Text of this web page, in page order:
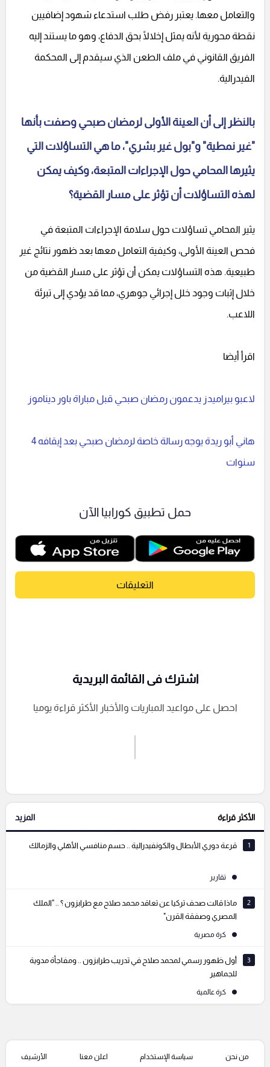
والتعامل معها. يعتبر رفض طلب استدعاء شهود إضافيين
نقطة محورية لأنه يمثل إخلالًا بحق الدفاع، وهو ما يستند إليه
الفريق القانوني في ملف الطعن الذي سيقدم إلى المحكمة
الفيدرالية.
بالنظر إلى أن العينة الأولى لرمضان صبحي وصفت بأنها
"غير نمطية" و"بول غير بشري"، ما هي التساؤلات التي
يثيرها المحامي حول الإجراءات المتبعة، وكيف يمكن
لهذه التساؤلات أن تؤثر على مسار القضية؟
يثير المحامي تساؤلات حول سلامة الإجراءات المتبعة في
فحص العينة الأولى، وكيفية التعامل معها بعد ظهور نتائج غير
طبيعية. هذه التساؤلات يمكن أن تؤثر على مسار القضية من
خلال إثبات وجود خلل إجرائي جوهري، مما قد يؤدي إلى تبرئة
اللاعب.
اقرأ أيضا
لاعبو بيراميدز يدعمون رمضان صبحي قبل مباراة باور ديناموز
هاني أبو ريدة يوجه رسالة خاصة لرمضان صبحي بعد إيقافه 4
سنوات
حمل تطبيق كورابيا الآن
التعليقات
إرسال تعليق
التعليقات السابقة
اشترك فى القائمة البريدية
احصل على مواعيد المباريات والأخبار الأكثر قراءة يوميا
الأكثر قراءة المزيد
1 قرعة دوري الأبطال والكونفيدرالية .. حسم منافسي الأهلي والزمالك
تقارير
2
ماذا قالت صحف تركيا عن تعاقد محمد صلاح مع طرابزون ؟ .. "الملك
المصري وصفقة القرن"
كرة مصرية
3
أول ظهور رسمي لمحمد صلاح في تدريب طرابزون .. ومفاجأة مدوية
للجماهير
كرة عالمية
من نحن سياسة الإستخدام اعلن معنا الأرشيف